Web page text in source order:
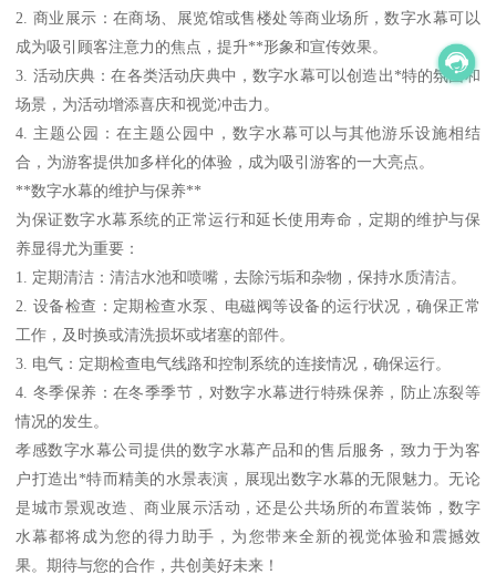
2. 商业展示：在商场、展览馆或售楼处等商业场所，数字水幕可以
成为吸引顾客注意力的焦点，提升**形象和宣传效果。
3. 活动庆典：在各类活动庆典中，数字水幕可以创造出*特的氛围和
场景，为活动增添喜庆和视觉冲击力。
4. 主题公园：在主题公园中，数字水幕可以与其他游乐设施相结
合，为游客提供加多样化的体验，成为吸引游客的一大亮点。
**数字水幕的维护与保养**
为保证数字水幕系统的正常运行和延长使用寿命，定期的维护与保
养显得尤为重要：
1. 定期清洁：清洁水池和喷嘴，去除污垢和杂物，保持水质清洁。
2. 设备检查：定期检查水泵、电磁阀等设备的运行状况，确保正常
工作，及时换或清洗损坏或堵塞的部件。
3. 电气：定期检查电气线路和控制系统的连接情况，确保运行。
4. 冬季保养：在冬季季节，对数字水幕进行特殊保养，防止冻裂等
情况的发生。
孝感数字水幕公司提供的数字水幕产品和的售后服务，致力于为客
户打造出*特而精美的水景表演，展现出数字水幕的无限魅力。无论
是城市景观改造、商业展示活动，还是公共场所的布置装饰，数字
水幕都将成为您的得力助手，为您带来全新的视觉体验和震撼效
果。期待与您的合作，共创美好未来！